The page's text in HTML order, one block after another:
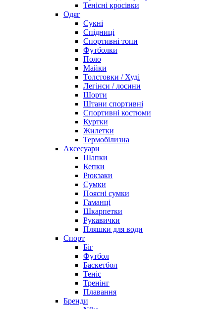
Тенісні кросівки
Одяг
Сукні
Спідниці
Спортивні топи
Футболки
Поло
Майки
Толстовки / Худі
Легінси / лосини
Шорти
Штани спортивні
Спортивні костюми
Куртки
Жилетки
Термобілизна
Аксесуари
Шапки
Кепки
Рюкзаки
Сумки
Поясні сумки
Гаманці
Шкарпетки
Рукавички
Пляшки для води
Спорт
Біг
Футбол
Баскетбол
Теніс
Тренінг
Плавання
Бренди